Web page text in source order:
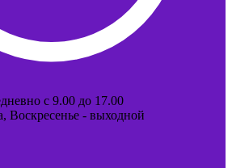
с 9.00 до 17.00
Воскресенье - выходной